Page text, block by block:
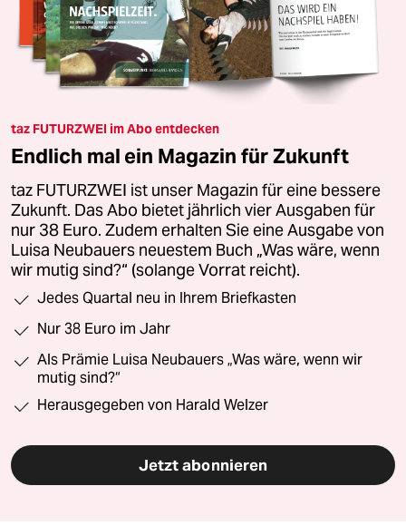
taz FUTURZWEI im Abo entdecken
Endlich mal ein Magazin für Zukunft
taz FUTURZWEI ist unser Magazin für eine bessere
Zukunft. Das Abo bietet jährlich vier Ausgaben für
nur 38 Euro. Zudem erhalten Sie eine Ausgabe von
Luisa Neubauers neuestem Buch „Was wäre, wenn
wir mutig sind?“ (solange Vorrat reicht).
Jedes Quartal neu in Ihrem Briefkasten
Nur 38 Euro im Jahr
Als Prämie Luisa Neubauers „Was wäre, wenn wir
mutig sind?“
Herausgegeben von Harald Welzer
Jetzt abonnieren